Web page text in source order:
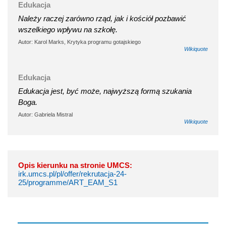
Edukacja
Należy raczej zarówno rząd, jak i kościół pozbawić
wszelkiego wpływu na szkołę.
Autor: Karol Marks, Krytyka programu gotajskiego
Wikiquote
Edukacja
Edukacja jest, być może, najwyższą formą szukania
Boga.
Autor: Gabriela Mistral
Wikiquote
Opis kierunku na stronie UMCS:
irk.umcs.pl/pl/offer/rekrutacja-24-
25/programme/ART_EAM_S1